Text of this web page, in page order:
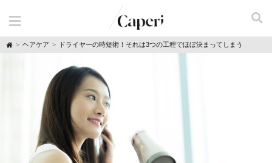
H
ヘアケア ドライヤーの時短術！それは3つの工程でほぼ決まってしまう